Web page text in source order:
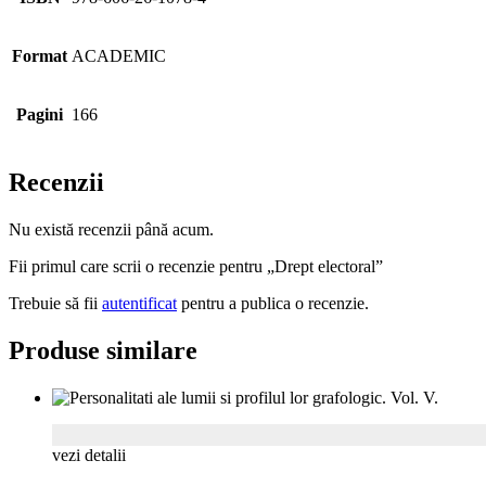
Format ACADEMIC
Pagini 166
Recenzii
Nu există recenzii până acum.
Fii primul care scrii o recenzie pentru „Drept electoral”
Trebuie să fii autentificat pentru a publica o recenzie.
Produse similare
vezi detalii